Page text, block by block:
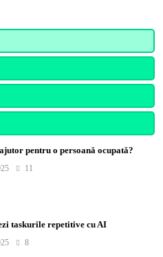
pentru o persoană ocupată?
11
taskurile repetitive cu AI
8